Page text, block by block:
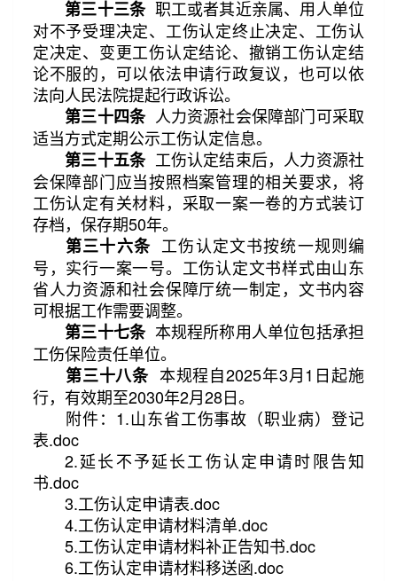
第三十三条职工或者其近亲属、用人单位
对不予受理决定、工伤认定终止决定、工伤认
定决定、变更工伤认定结论、撤销工伤认定结
论不服的，可以依法申请行政复议，也可以依
法向人民法院提起行政诉讼。
第三十四条人力资源社会保障部门可采取
适当方式定期公示工伤认定信息。
第三十五条工伤认定结束后，人力资源社
会保障部门应当按照档案管理的相关要求，将
工伤认定有关材料，采取一案一卷的方式装订
存档，保存期50年。
第三十六条工伤认定文书按统一规则编
号，实行一案一号。工伤认定文书样式由山东
省人力资源和社会保障厅统一制定，文书内容
可根据工作需要调整。
第三十七条本规程所称用人单位包括承担
工伤保险责任单位。
第三十八条 本规程自2025年3月1日起施
行，有效期至2030年2月28日。
附件：1.山东省工伤事故（职业病）登记
表.doc
2.延长不予延长工伤认定申请时限告知
书.doc
3.工伤认定申请表.doc
4.工伤认定申请材料清单.doc
5.工伤认定申请材料补正告知书.doc
6.工伤认定申请材料移送函.doc